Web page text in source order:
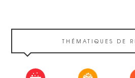
THÉMATIQUES DE